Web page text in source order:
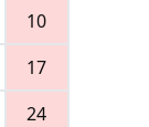
10
17
24